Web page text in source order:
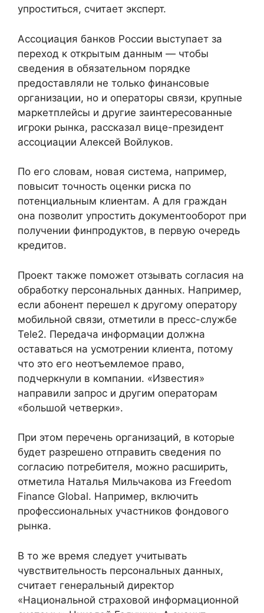
упроститься, считает эксперт.
Ассоциация банков России выступает за
переход к открытым данным — чтобы
сведения в обязательном порядке
предоставляли не только финансовые
организации, но и операторы связи, крупные
маркетплейсы и другие заинтересованные
игроки рынка, рассказал вице-президент
ассоциации Алексей Войлуков.
По его словам, новая система, например,
повысит точность оценки риска по
потенциальным клиентам. А для граждан
она позволит упростить документооборот при
получении финпродуктов, в первую очередь
кредитов.
Проект также поможет отзывать согласия на
обработку персональных данных. Например,
если абонент перешел к другому оператору
мобильной связи, отметили в пресс-службе
Tele2. Передача информации должна
оставаться на усмотрении клиента, потому
что это его неотъемлемое право,
подчеркнули в компании. «Известия»
направили запрос и другим операторам
«большой четверки».
При этом перечень организаций, в которые
будет разрешено отправить сведения по
согласию потребителя, можно расширить,
отметила Наталья Мильчакова из Freedom
Finance Global. Например, включить
профессиональных участников фондового
рынка.
В то же время следует учитывать
чувствительность персональных данных,
считает генеральный директор
«Национальной страховой информационной